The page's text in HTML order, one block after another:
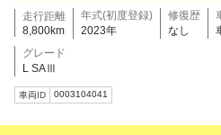
走行距離
8,800km
年式(初度登録)
2023年
修復歴
なし
グレード
L SAⅢ
車両ID 0003104041